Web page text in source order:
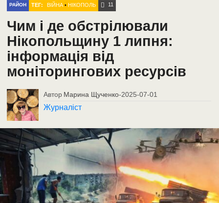
РАЙОН ТЕГ: ВІЙНА •НІКОПОЛЬ 11
Чим і де обстрілювали
Нікопольщину 1 липня:
інформація від
моніторингових ресурсів
Автор Марина Щученко-2025-07-01
Журналіст